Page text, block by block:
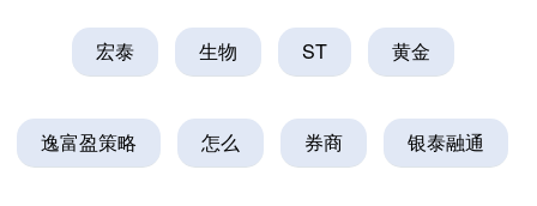
宏泰 生物 ST 黄金
逸富盈策略 怎么 券商 银泰融通